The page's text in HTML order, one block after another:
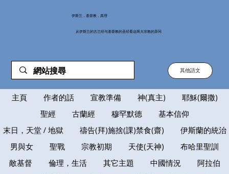
伊斯兰，基督教，真理
从伊斯兰的古兰经与基督教的圣经看这两大宗教的异同
其他語文
主頁 作者的話 宣教準備 神(真主)
耶穌(爾撒)
聖經
古蘭經 穆罕默德
基本信仰
末日，天堂 / 地獄
禱告(拜)施捨(課)禁食(齋)
伊斯蘭的統治
男與女
聖戰 宗教初期 天使(天神)
布哈里聖訓
敵基督
倫理，生活 其它主題 中國情況
阿拉伯